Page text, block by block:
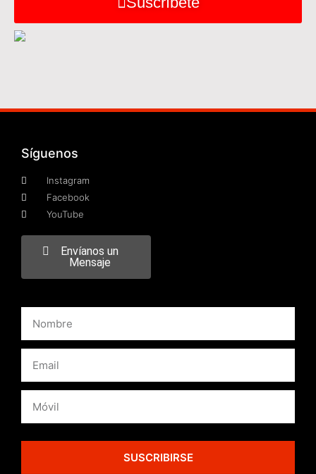
Síguenos
Instagram
Facebook
YouTube
Envíanos un
Mensaje
SUSCRIBIRSE